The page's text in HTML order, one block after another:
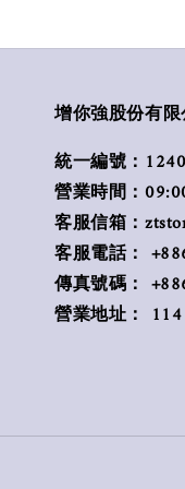
增你強股份有限
統一編號：
營業時間：
客服信箱：
客服電話：
傳真號碼：
營業地址：